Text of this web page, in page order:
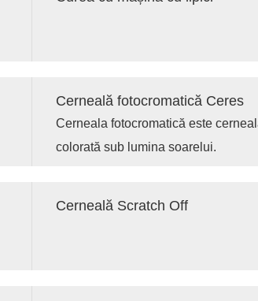
Cerneală fotocromatică Ceres
Cerneala fotocromatică este
colorată sub lumina soarelui.
Cerneală Scratch Off